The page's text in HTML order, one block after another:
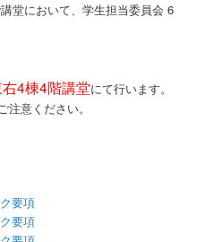
堂において、学生担当委員会 6
4棟4階講堂にて行います。
意ください。
要項
要項